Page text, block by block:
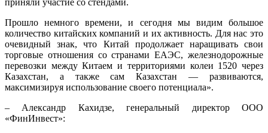
приняли участие со стендами.
Прошло немного времени, и сегодня мы видим большое
количество китайских компаний и их активность. Для нас это
очевидный знак, что Китай продолжает наращивать свои
торговые отношения со странами ЕАЭС, железнодорожные
перевозки между Китаем и территориями колеи 1520 через
Казахстан, а также сам Казахстан — развиваются,
максимизируя использование своего потенциала».
– Александр Кахидзе, генеральный директор ООО
«ФинИнвест»: